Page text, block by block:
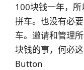
100块钱一年，
拼车。也没有必
车。邀请和管理
块钱的事，何必这
Button